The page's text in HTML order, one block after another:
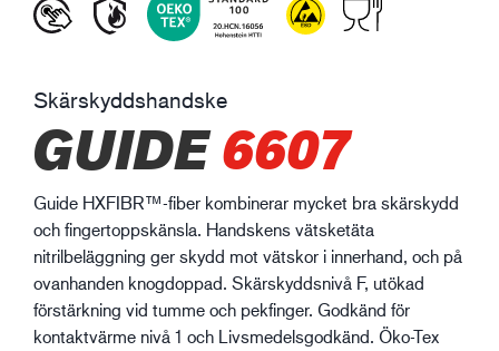
Skärskyddshandske
GUIDE6607
Guide HXFIBR™-fiber kombinerar mycket bra skärskydd
och fingertoppskänsla. Handskens vätsketäta
nitrilbeläggning ger skydd mot vätskor i innerhand, och på
ovanhanden knogdoppad. Skärskyddsnivå F, utökad
förstärkning vid tumme och pekfinger. Godkänd för
kontaktvärme nivå 1 och Livsmedelsgodkänd. Öko-Tex